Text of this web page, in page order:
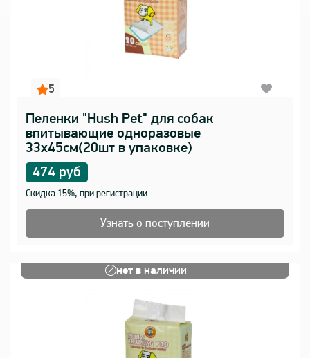
5
Пеленки "Hush Pet" для собак
впитывающие одноразовые
33х45см(20шт в упаковке)
474 руб
Скидка 15%, при регистрации
Узнать о поступлении
нет в наличии